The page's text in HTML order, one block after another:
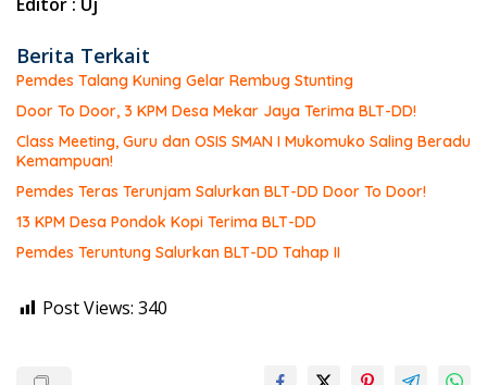
Berita Terkait
Pemdes Talang Kuning Gelar Rembug Stunting
Door To Door, 3 KPM Desa Mekar Jaya Terima BLT-DD!
Class Meeting, Guru dan OSIS SMAN I Mukomuko Saling Beradu
Kemampuan!
Pemdes Teras Terunjam Salurkan BLT-DD Door To Door!
13 KPM Desa Pondok Kopi Terima BLT-DD
Pemdes Teruntung Salurkan BLT-DD Tahap II
Post Views: 340